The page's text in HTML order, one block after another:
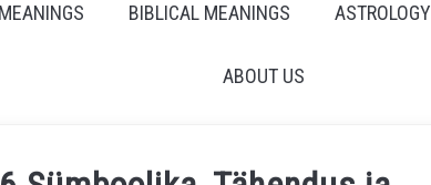
BIBLICAL MEANINGS ASTROLOGY
ABOUT US